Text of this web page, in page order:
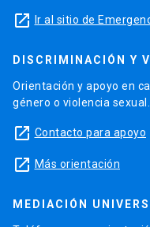
launch Ir al sitio de
DISCRIMINACIÓN Y
Orientación y apoyo en
género o violencia sexual.
launch Contacto para apoyo
launch Más orientación
MEDIACIÓN